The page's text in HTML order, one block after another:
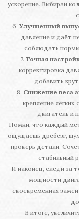
ускорение. Выбирай
6. Улучшенный
давление и даёт
соблюдать
7. Точная
корректировка
добавить
8. Снижение веса
крепление лёгких
двигатель и
Помни, что каждый
ощущаешь дребезг,
проверь детали.
стабильный
И наконец, следи за
мощности
своевременная
В итоге,